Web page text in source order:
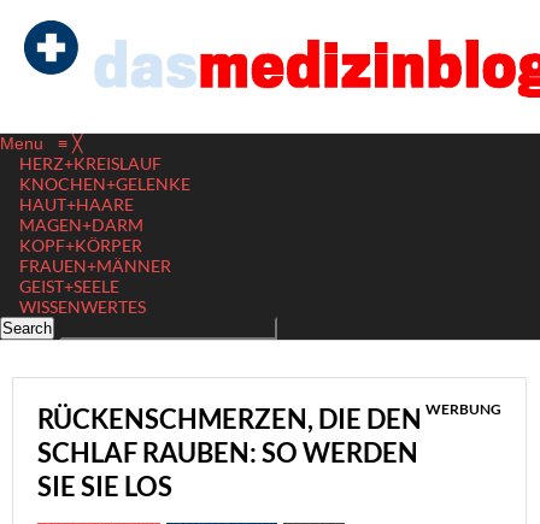
Menu ≡ ╳
HERZ+KREISLAUF
KNOCHEN+GELENKE
HAUT+HAARE
MAGEN+DARM
KOPF+KÖRPER
FRAUEN+MÄNNER
GEIST+SEELE
WISSENWERTES
RÜCKENSCHMERZEN, DIE DEN
SCHLAF RAUBEN: SO WERDEN
SIE SIE LOS
WERBUNG